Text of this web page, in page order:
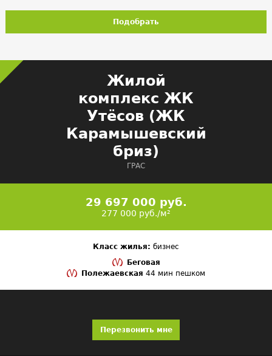
Подобрать
Жилой
комплекс ЖК
Утёсов (ЖК
Карамышевский
бриз)
ГРАС
29 697 000 руб.
277 000 руб./м²
Класс жилья: бизнес
Беговая
Полежаевская 44 мин пешком
Перезвонить мне